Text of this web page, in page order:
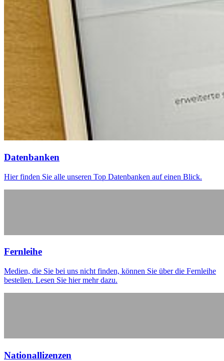
Da­ten­ban­ken
Hier finden Sie alle unseren Top Datenbanken auf einen Blick.
Fern­lei­he
Medien, die Sie bei uns nicht finden, können Sie über die Fernleihe
bestellen. Lesen Sie hier mehr dazu.
Na­tio­nal­li­zen­zen